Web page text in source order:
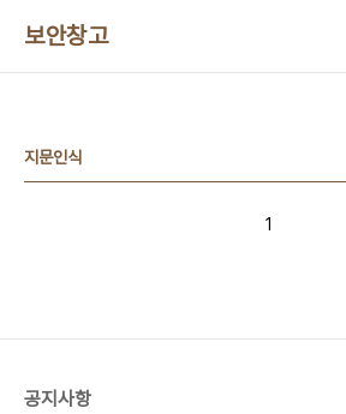
보안창고
지문인식
1
공지사항